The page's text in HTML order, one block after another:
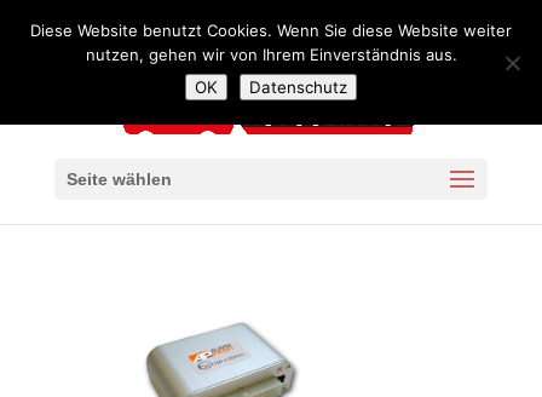
Seite wählen
Diese Website benutzt Cookies. Wenn Sie diese Website weiter
nutzen, gehen wir von Ihrem Einverständnis aus.
OK
Datenschutz